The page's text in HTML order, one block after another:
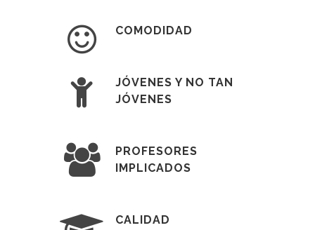
COMODIDAD
JÓVENES Y NO TAN
JÓVENES
PROFESORES
IMPLICADOS
CALIDAD